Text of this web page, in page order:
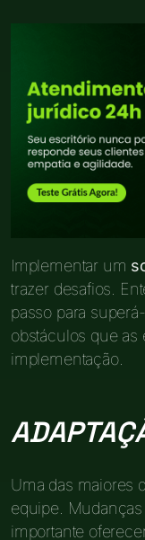
Implementar um
trazer desafios.
passo para
obstáculos que as
implementação.
Uma das maiores
equipe.
importante